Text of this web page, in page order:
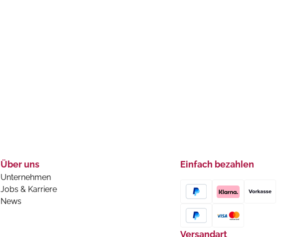
Über uns
Unternehmen
Jobs & Karriere
News
Einfach bezahlen
Versandart